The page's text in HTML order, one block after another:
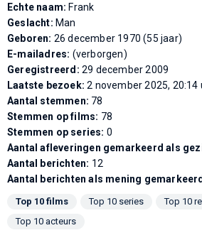
Echte naam: Frank
Geslacht: Man
Geboren: 26 december 1970 (55 jaar)
E-mailadres: (verborgen)
Geregistreerd: 29 december 2009
Laatste bezoek:2 november 2025, 20:14
Aantal stemmen: 78
Stemmen op films: 78
Stemmen op series: 0
Aantal afleveringen gemarkeerd als
Aantal berichten: 12
Aantal berichten als mening
Top 10 films Top 10 series
Top 10
Top 10 acteurs